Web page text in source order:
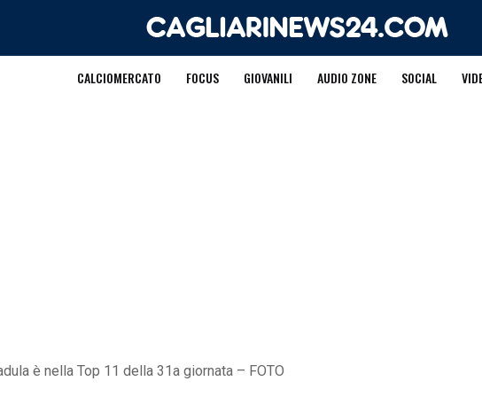
CALCIOMERCATO FOCUS GIOVANILI AUDIO ZONE SOCIAL
è nella Top 11 della 31a giornata – FOTO